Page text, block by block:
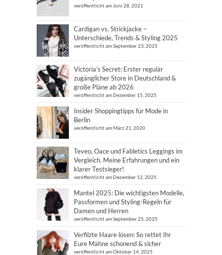
veröffentlicht am Juni 28, 2021
Cardigan vs. Strickjacke –
Unterschiede, Trends & Styling 2025
veröffentlicht am September 23, 2025
Victoria’s Secret: Erster regulär
zugänglicher Store in Deutschland &
große Pläne ab 2026
veröffentlicht am Dezember 15, 2025
Insider Shoppingtipps für Mode in
Berlin
veröffentlicht am März 21, 2020
Teveo, Oace und Fabletics Leggings im
Vergleich. Meine Erfahrungen und ein
klarer Testsieger!
veröffentlicht am Dezember 12, 2025
Mantel 2025: Die wichtigsten Modelle,
Passformen und Styling-Regeln für
Damen und Herren
veröffentlicht am September 25, 2025
Verfilzte Haare lösen: So rettet Ihr
Eure Mähne schonend & sicher
veröffentlicht am Oktober 14, 2025